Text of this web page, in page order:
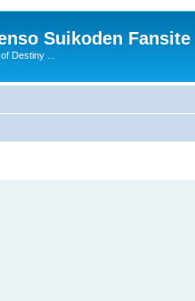
Suikoden Fansite
Destiny ...